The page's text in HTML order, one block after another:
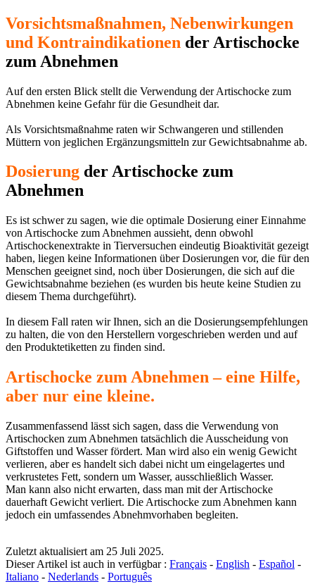
Vorsichtsmaßnahmen, Nebenwirkungen
und Kontraindikationen der Artischocke
zum Abnehmen
Auf den ersten Blick stellt die Verwendung der Artischocke zum
Abnehmen keine Gefahr für die Gesundheit dar.
Als Vorsichtsmaßnahme raten wir Schwangeren und stillenden
Müttern von jeglichen Ergänzungsmitteln zur Gewichtsabnahme ab.
Dosierung der Artischocke zum
Abnehmen
Es ist schwer zu sagen, wie die optimale Dosierung einer Einnahme
von Artischocke zum Abnehmen aussieht, denn obwohl
Artischockenextrakte in Tierversuchen eindeutig Bioaktivität gezeigt
haben, liegen keine Informationen über Dosierungen vor, die für den
Menschen geeignet sind, noch über Dosierungen, die sich auf die
Gewichtsabnahme beziehen (es wurden bis heute keine Studien zu
diesem Thema durchgeführt).
In diesem Fall raten wir Ihnen, sich an die Dosierungsempfehlungen
zu halten, die von den Herstellern vorgeschrieben werden und auf
den Produktetiketten zu finden sind.
Artischocke zum Abnehmen – eine Hilfe,
aber nur eine kleine.
Zusammenfassend lässt sich sagen, dass die Verwendung von
Artischocken zum Abnehmen tatsächlich die Ausscheidung von
Giftstoffen und Wasser fördert. Man wird also ein wenig Gewicht
verlieren, aber es handelt sich dabei nicht um eingelagertes und
verkrustetes Fett, sondern um Wasser, ausschließlich Wasser.
Man kann also nicht erwarten, dass man mit der Artischocke
dauerhaft Gewicht verliert. Die Artischocke zum Abnehmen kann
jedoch ein umfassendes Abnehmvorhaben begleiten.
Zuletzt aktualisiert am 25 Juli 2025.
Dieser Artikel ist auch in verfügbar : Français - English - Español -
Italiano - Nederlands - Português